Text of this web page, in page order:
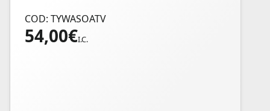
COD: TYWASOATV
54,00€I.C.